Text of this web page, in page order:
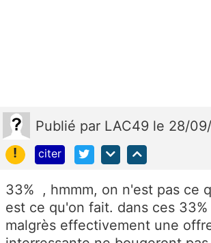
Publié par LAC49 le 28/
!
citer
33% , hmmm, on n'est pas ce
est ce qu'on fait. dans ces
malgrès effectivement une